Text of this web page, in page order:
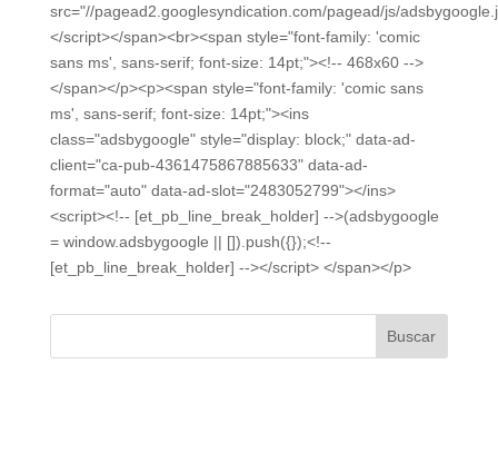
src="//pagead2.googlesyndication.com/pagead/js/
</script></span><br><span style="font-family: 'comic
sans ms', sans-serif; font-size: 14pt;"><!-- 468x60 -->
</span></p><p><span style="font-family: 'comic sans
ms', sans-serif; font-size: 14pt;"><ins
class="adsbygoogle" style="display: block;" data-ad-
client="ca-pub-4361475867885633" data-ad-
format="auto" data-ad-slot="2483052799"></ins>
<script><!-- [et_pb_line_break_holder] -->(adsbygoogle
= window.adsbygoogle || []).push({});<!--
[et_pb_line_break_holder] --></script> </span></p>